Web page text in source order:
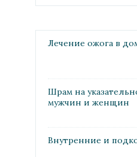
Лечение ожога в
Шрам на
мужчин и женщин
Внутренние и